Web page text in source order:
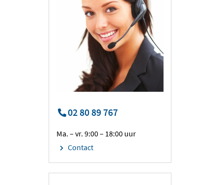
02 80 89 767
Ma. – vr. 9:00 – 18:00 uur
Contact